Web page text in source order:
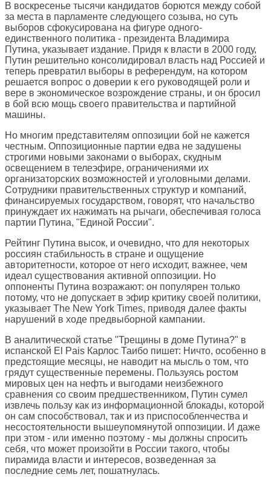
В воскресенье тысячи кандидатов борются между собой
за места в парламенте следующего созыва, но суть
выборов сфокусирована на фигуре одного-
единственного политика - президента Владимира
Путина, указывает издание. Придя к власти в 2000 году,
Путин решительно консолидировал власть над Россией и
теперь превратил выборы в референдум, на котором
решается вопрос о доверии к его руководящей роли и
вере в экономическое возрождение страны, и он бросил
в бой всю мощь своего правительства и партийной
машины.
Но многим представителям оппозиции бой не кажется
честным. Оппозиционные партии едва не задушены
строгими новыми законами о выборах, скудным
освещением в телеэфире, ограничениями их
организаторских возможностей и уголовными делами.
Сотрудники правительственных структур и компаний,
финансируемых государством, говорят, что начальство
принуждает их нажимать на рычаги, обеспечивая голоса
партии Путина, "Единой России".
Рейтинг Путина высок, и очевидно, что для некоторых
россиян стабильность в стране и ощущение
авторитетности, которое от него исходит, важнее, чем
идеал существования активной оппозиции. Но
оппоненты Путина возражают: он популярен только
потому, что не допускает в эфир критику своей политики,
указывает The New York Times, приводя далее факты
нарушений в ходе предвыборной кампании.
В аналитической статье "Трещины в доме Путина?" в
испанской El Pais Карлос Таибо пишет: Ничто, особенно в
предстоящие месяцы, не наводит на мысль о том, что
грядут существенные перемены. Пользуясь ростом
мировых цен на нефть и выгодами неизбежного
сравнения со своим предшественником, Путин сумел
извлечь пользу как из информационной блокады, которой
он сам способствовал, так и из приспособленчества и
несостоятельности вышеупомянутой оппозиции. И даже
при этом - или именно поэтому - мы должны спросить
себя, что может произойти в России такого, чтобы
пирамида власти и интересов, возведенная за
последние семь лет, пошатнулась.